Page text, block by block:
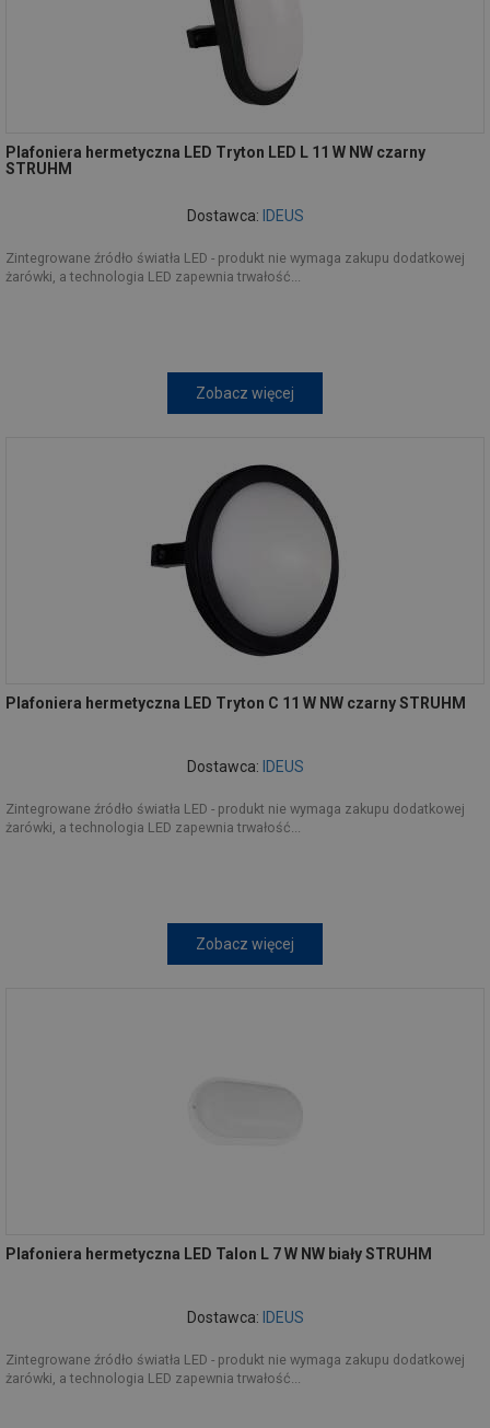
Plafoniera hermetyczna LED Tryton LED L 11 W NW czarny
STRUHM
Dostawca: IDEUS
Zintegrowane źródło światła LED - produkt nie wymaga zakupu dodatkowej
żarówki, a technologia LED zapewnia trwałość...
Zobacz więcej
Plafoniera hermetyczna LED Tryton C 11 W NW czarny STRUHM
Dostawca: IDEUS
Zintegrowane źródło światła LED - produkt nie wymaga zakupu dodatkowej
żarówki, a technologia LED zapewnia trwałość...
Zobacz więcej
Plafoniera hermetyczna LED Talon L 7 W NW biały STRUHM
Dostawca: IDEUS
Zintegrowane źródło światła LED - produkt nie wymaga zakupu dodatkowej
żarówki, a technologia LED zapewnia trwałość...